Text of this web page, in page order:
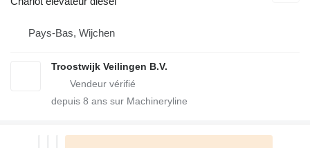
Pays-Bas, Wijchen
Troostwijk Veilingen B.V.
depuis 8 ans sur Machineryline